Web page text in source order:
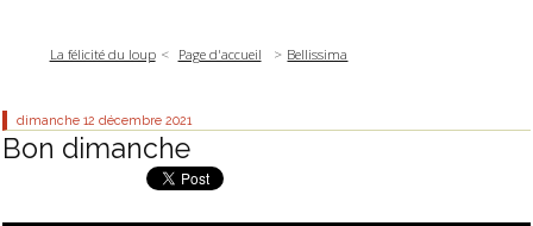
La félicité du loup Page d'accueil Bellissima
dimanche 12 décembre 2021
Bon dimanche